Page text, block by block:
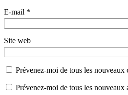
E-mail *
Site web
Prévenez-moi de tous les nouveaux
Prévenez-moi de tous les nouveaux